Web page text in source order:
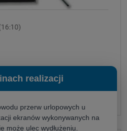
realizacji
przerw urlopowych u
ekranów wykonywanych na
może ulec wydłużeniu.